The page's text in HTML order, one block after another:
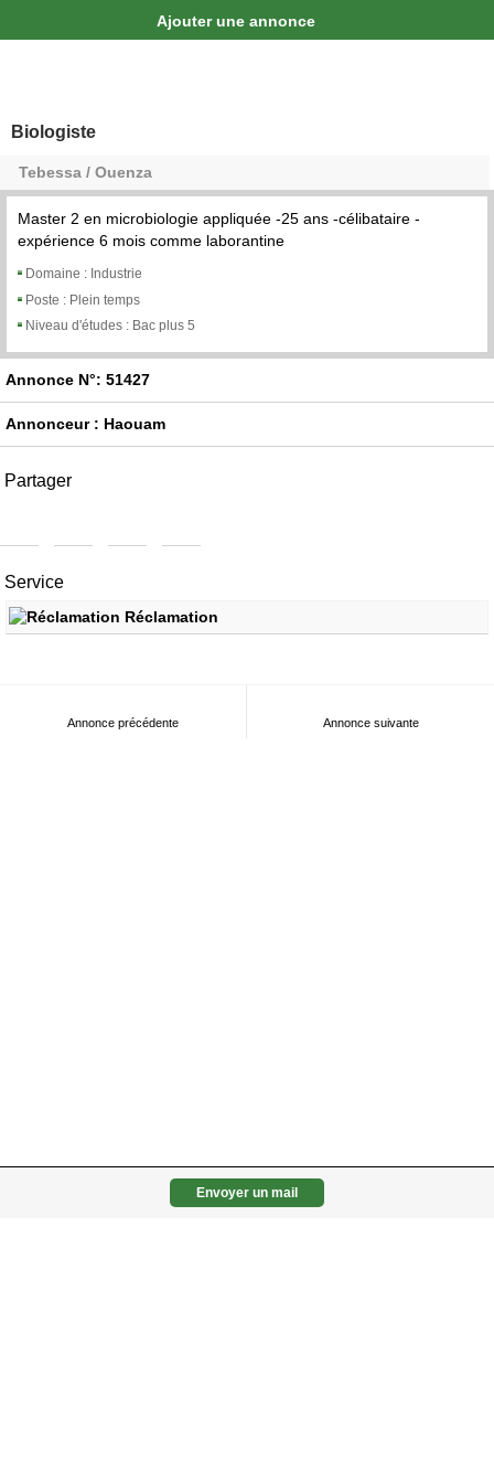
Ajouter une annonce
Biologiste
Tebessa / Ouenza
Master 2 en microbiologie appliquée -25 ans -célibataire -
expérience 6 mois comme laborantine
Domaine : Industrie
Poste : Plein temps
Niveau d'études : Bac plus 5
Annonce N°: 51427
Annonceur : Haouam
Partager
Service
Réclamation
Annonce précédente Annonce suivante
Envoyer un mail